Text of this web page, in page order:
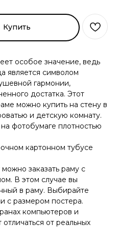
Купить
особое значение, ведь
является символом
гармонии,
достатка. Этот
можно купить на стену в
и детскую комнату.
фотобумаге плотностью
картонном тубусе
заказать раму с
В этом случае вы
в раму. Выбирайте
с размером постера.
компьютеров и
от реальных